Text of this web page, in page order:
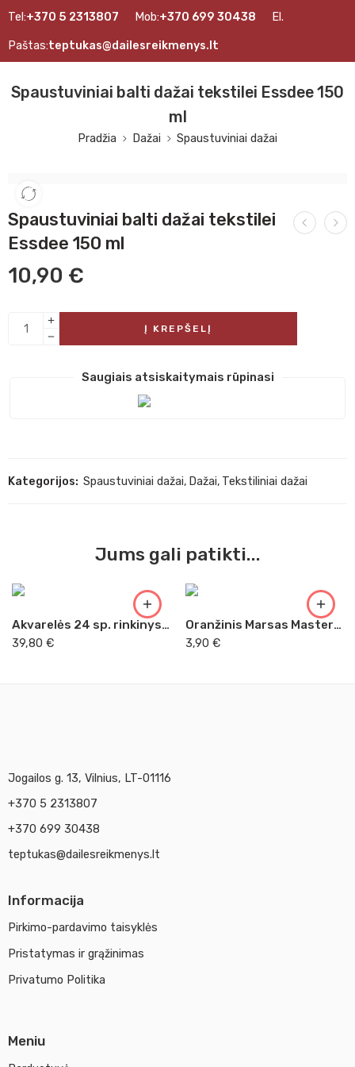
Tel:+370 5 2313807 Mob:+370 699 30438 El.
Paštas:teptukas@dailesreikmenys.lt
Spaustuviniai balti dažai tekstilei Essdee 150
ml
Pradžia Dažai Spaustuviniai dažai
Spaustuviniai balti dažai tekstilei
Essdee 150 ml
10,90 €
Į KREPŠELĮ
Saugiais atsiskaitymais rūpinasi
Kategorijos: Spaustuviniai dažai, Dažai, Tekstiliniai dažai
Jums gali patikti...
Akvarelės 24 sp. rinkinys Sankt-Peterburgas
39,80 €
Oranžinis Marsas Master Acrilic, 60ml (41)
3,90 €
Jogailos g. 13, Vilnius, LT-01116
+370 5 2313807
+370 699 30438
teptukas@dailesreikmenys.lt
Informacija
Pirkimo-pardavimo taisyklės
Pristatymas ir grąžinimas
Privatumo Politika
Meniu